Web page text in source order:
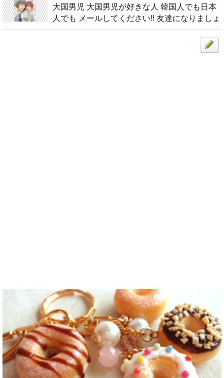
大国男児 大国男児が好きな人 韓国人でも日本
人でも メールしてください!! 友達になりましょ
う＼(^ー^)／..